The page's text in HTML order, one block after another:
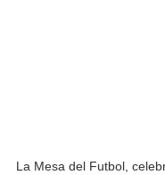
La Mesa del Futbol,